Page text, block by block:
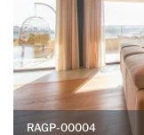
RAGP-00004